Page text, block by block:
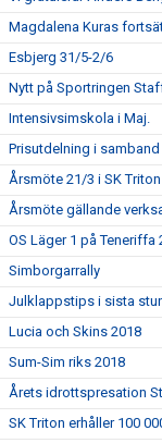
Magdalena Kuras
Esbjerg 31/5-2/6
Nytt på Sportringen
Intensivsimskola i Maj.
Prisutdelning i
Årsmöte 21/3 i SK Triton
Årsmöte gällande
OS Läger 1 på Teneriffa
Simborgarrally
Julklappstips i sista
Lucia och Skins 2018
Sum-Sim riks 2018
Årets idrottspresation
SK Triton erhåller 100